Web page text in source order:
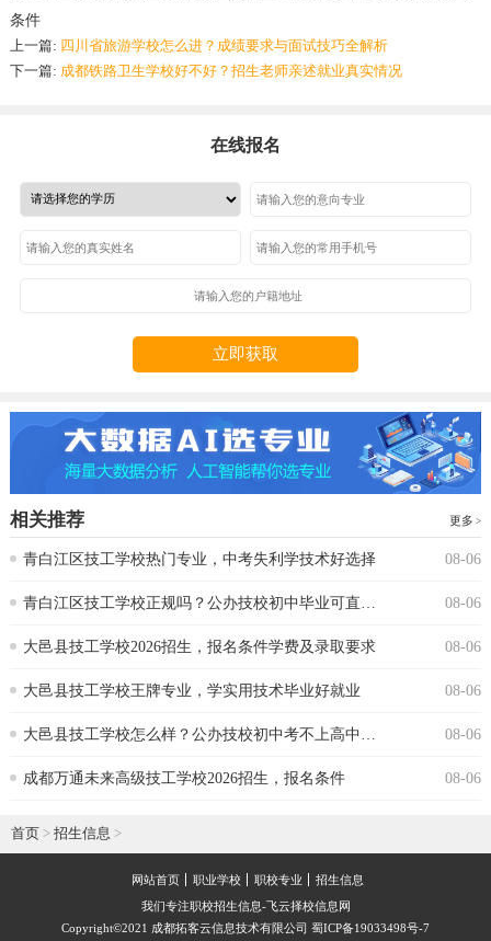
条件
上一篇: 四川省旅游学校怎么进？成绩要求与面试技巧全解析
下一篇: 成都铁路卫生学校好不好？招生老师亲述就业真实情况
在线报名
立即获取
相关推荐 更多
青白江区技工学校热门专业，中考失利学技术好选择 08-06
青白江区技工学校正规吗？公办技校初中毕业可直接报读 08-06
大邑县技工学校2026招生，报名条件学费及录取要求 08-06
大邑县技工学校王牌专业，学实用技术毕业好就业 08-06
大邑县技工学校怎么样？公办技校初中考不上高中可报 08-06
成都万通未来高级技工学校2026招生，报名条件 08-06
首页 > 招生信息 >
网站首页 职业学校 职校专业
招生信息
我们专注职校招生信息-飞云择校信息网
Copyright©2021 成都拓客云信息技术有限公司 蜀ICP备19033498号-7